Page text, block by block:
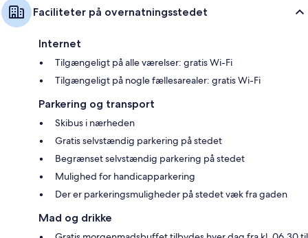
Faciliteter på overnatningsstedet
Internet
Tilgængeligt på alle værelser: gratis Wi-Fi
Tilgængeligt på nogle fællesarealer: gratis Wi-Fi
Parkering og transport
Skibus i nærheden
Gratis selvstændig parkering på stedet
Begrænset selvstændig parkering på stedet
Mulighed for handicapparkering
Der er parkeringsmuligheder på stedet væk fra gaden
Mad og drikke